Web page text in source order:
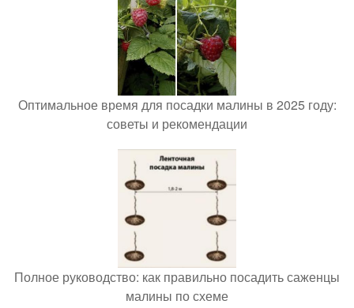
Оптимальное время для посадки малины в 2025 году:
советы и рекомендации
Полное руководство: как правильно посадить саженцы
малины по схеме